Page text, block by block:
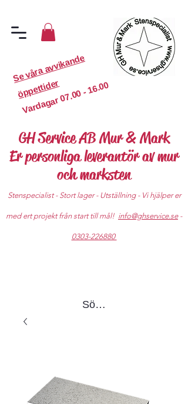
S
e
v
år
a
a
v
vi
k
a
n
d
e
ö
p
p
etti
d
er
Vardagar
07.00 - 16.00
GH Service AB Mur & Mark
Er personliga leverantör av mur
och marksten
Stenspecialist - Stort lager - Utställning - Vi hjälper er
med ert projekt från start till mål! info@ghservice.se-
0303-226880
Sök produkter